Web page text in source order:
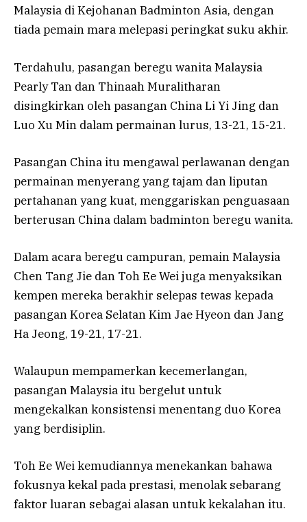
Malaysia di Kejohanan Badminton Asia, dengan
tiada pemain mara melepasi peringkat suku akhir.
Terdahulu, pasangan beregu wanita Malaysia
Pearly Tan dan Thinaah Muralitharan
disingkirkan oleh pasangan China Li Yi Jing dan
Luo Xu Min dalam permainan lurus, 13-21, 15-21.
Pasangan China itu mengawal perlawanan dengan
permainan menyerang yang tajam dan liputan
pertahanan yang kuat, menggariskan penguasaan
berterusan China dalam badminton beregu wanita.
Dalam acara beregu campuran, pemain Malaysia
Chen Tang Jie dan Toh Ee Wei juga menyaksikan
kempen mereka berakhir selepas tewas kepada
pasangan Korea Selatan Kim Jae Hyeon dan Jang
Ha Jeong, 19-21, 17-21.
Walaupun mempamerkan kecemerlangan,
pasangan Malaysia itu bergelut untuk
mengekalkan konsistensi menentang duo Korea
yang berdisiplin.
Toh Ee Wei kemudiannya menekankan bahawa
fokusnya kekal pada prestasi, menolak sebarang
faktor luaran sebagai alasan untuk kekalahan itu.